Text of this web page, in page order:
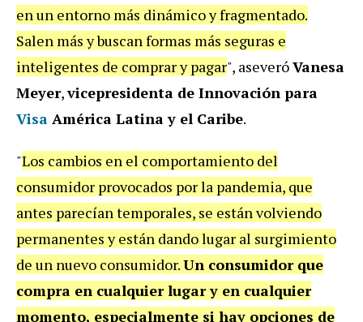
en un entorno más dinámico y fragmentado.
Salen más y buscan formas más seguras e
inteligentes de comprar y pagar", aseveróVanesa
Meyer,vicepresidenta de Innovación para
Visa América Latina y el Caribe.
"Los cambios en el comportamiento del
consumidor provocados por la pandemia, que
antes parecían temporales, se están volviendo
permanentes y están dando lugar al surgimiento
de un nuevo consumidor.Un consumidor que
compra en cualquier lugar y en cualquier
momento, especialmente si hay opciones de